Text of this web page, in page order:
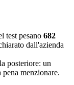
test pesano 682
dall'azienda
posteriore: un
menzionare.